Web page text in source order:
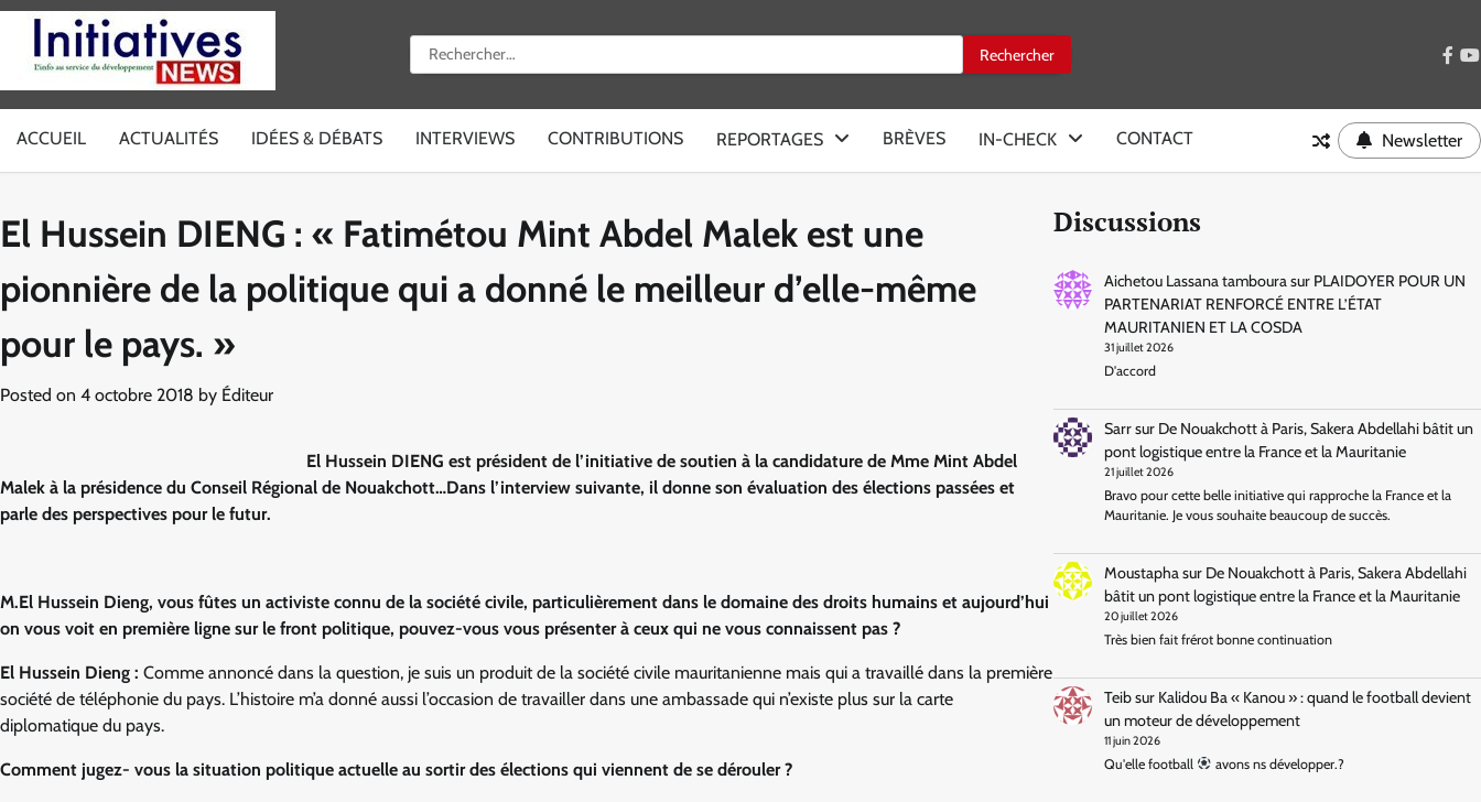
Skip
content
Rechercher :
ACCUEIL ACTUALITÉS IDÉES & DÉBATS INTERVIEWS CONTRIBUTIONS REPORTAGES BRÈVES IN-CHECK CONTACT Newsletter
El Hussein DIENG : « Fatimétou Mint Abdel Malek est une
pionnière de la politique qui a donné le meilleur d’elle-même
pour le pays. »
Posted on 4 octobre 2018 by Éditeur
El Hussein DIENG est président de l’initiative de soutien à la candidature de Mme Mint Abdel
Malek à la présidence du Conseil Régional de Nouakchott…Dans l’interview suivante, il donne son évaluation des élections passées et
parle des perspectives pour le futur.
M.El Hussein Dieng, vous fûtes un activiste connu de la société civile, particulièrement dans le domaine des droits humains et aujourd’hui
on vous voit en première ligne sur le front politique, pouvez-vous vous présenter à ceux qui ne vous connaissent pas ?
El Hussein Dieng : Comme annoncé dans la question, je suis un produit de la société civile mauritanienne mais qui a travaillé dans la première
société de téléphonie du pays. L’histoire m’a donné aussi l’occasion de travailler dans une ambassade qui n’existe plus sur la carte
diplomatique du pays.
Comment jugez- vous la situation politique actuelle au sortir des élections qui viennent de se dérouler ?
Discussions
Aichetou Lassana tambourasur PLAIDOYER POUR UN
PARTENARIAT RENFORCÉ ENTRE L’ÉTAT
MAURITANIEN ET LA COSDA
31 juillet 2026
D'accord
Sarrsur De Nouakchott à Paris, Sakera Abdellahi bâtit un
pont logistique entre la France et la Mauritanie
21 juillet 2026
Bravo pour cette belle initiative qui rapproche la France et la
Mauritanie. Je vous souhaite beaucoup de succès.
Moustaphasur De Nouakchott à Paris, Sakera Abdellahi
bâtit un pont logistique entre la France et la Mauritanie
20 juillet 2026
Très bien fait frérot bonne continuation
Teibsur Kalidou Ba « Kanou » : quand le football devient
un moteur de développement
11 juin 2026
Qu'elle football avons ns développer.?